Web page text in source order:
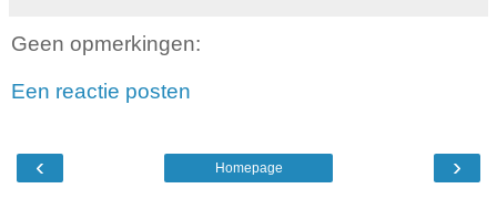
Geen opmerkingen:
Een reactie posten
‹ ›
Homepage